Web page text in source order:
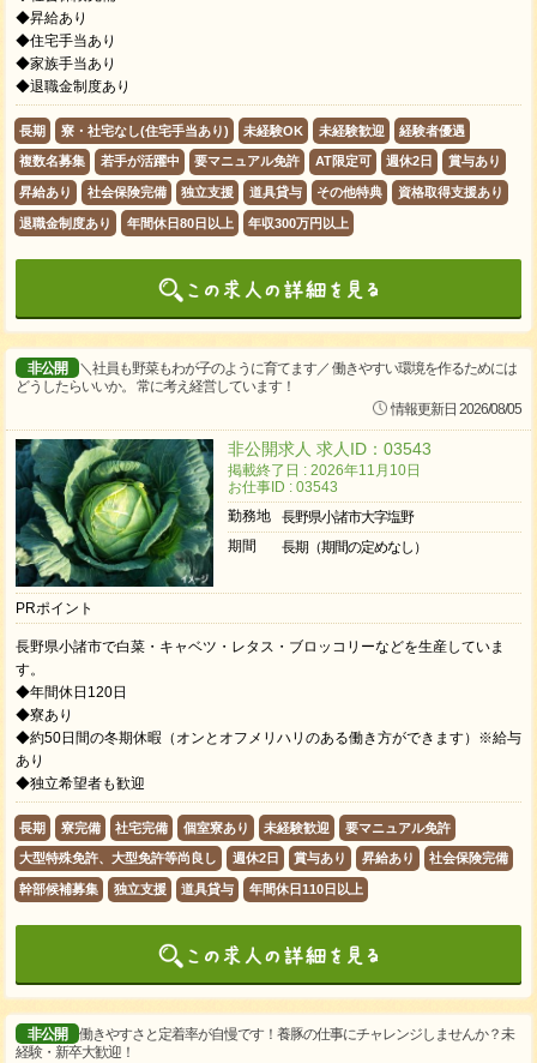
◆昇給あり
◆住宅手当あり
◆家族手当あり
◆退職金制度あり
長期 寮・社宅なし(住宅手当あり) 未経験OK 未経験歓迎 経験者優遇
複数名募集 若手が活躍中 要マニュアル免許 AT限定可 週休2日 賞与あり
昇給あり 社会保険完備 独立支援 道具貸与 その他特典 資格取得支援あり
退職金制度あり 年間休日80日以上 年収300万円以上
非公開
＼社員も野菜もわが子のように育てます／ 働きやすい環境を作るためには
どうしたらいいか。 常に考え経営しています！
情報更新日 2026/08/05
非公開求人 求人ID：03543
掲載終了日 : 2026年11月10日
お仕事ID : 03543
勤務地
長野県小諸市大字塩野
期間
長期（期間の定めなし）
PRポイント
長野県小諸市で白菜・キャベツ・レタス・ブロッコリーなどを生産していま
す。
◆年間休日120日
◆寮あり
◆約50日間の冬期休暇（オンとオフメリハリのある働き方ができます）※給与
あり
◆独立希望者も歓迎
長期 寮完備 社宅完備 個室寮あり 未経験歓迎 要マニュアル免許
大型特殊免許、大型免許等尚良し 週休2日 賞与あり 昇給あり 社会保険完備
幹部候補募集 独立支援 道具貸与 年間休日110日以上
非公開
働きやすさと定着率が自慢です！養豚の仕事にチャレンジしませんか？未
経験・新卒大歓迎！